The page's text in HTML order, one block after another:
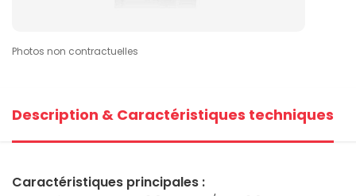
Photos non contractuelles
Description & Caractéristiques techniques
Caractéristiques principales :